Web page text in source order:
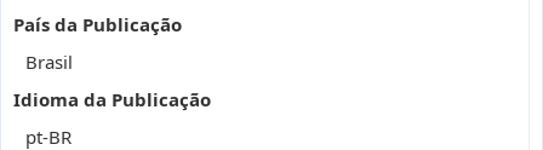
País da Publicação
Brasil
Idioma da Publicação
pt-BR